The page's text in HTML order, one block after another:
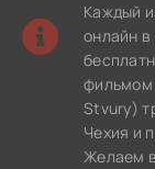
Каждый
онлайн
фильмом
Stvury)
Чехия и
Желаем